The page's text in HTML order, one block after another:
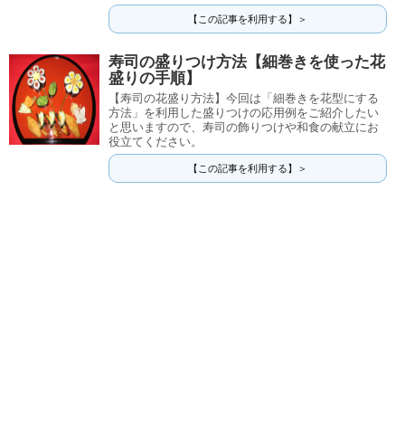
【この記事を利用する】＞
寿司の盛りつけ方法【細巻きを使った花
盛りの手順】
【寿司の花盛り方法】今回は「細巻きを花型にする
方法」を利用した盛りつけの応用例をご紹介したい
と思いますので、寿司の飾りつけや和食の献立にお
役立てください。
【この記事を利用する】＞